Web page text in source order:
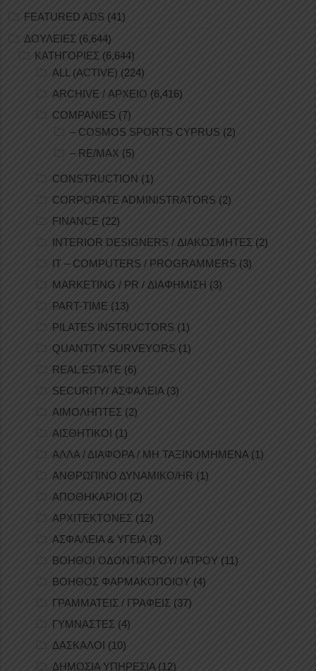
FEATURED ADS (41)
ΔΟΥΛΕΙΕΣ (6,644)
ΚΑΤΗΓΟΡΙΕΣ (6,644)
ALL (ACTIVE) (224)
ARCHIVE / ΑΡΧΕΙΟ (6,416)
COMPANIES (7)
– COSMOS SPORTS CYPRUS (2)
– RE/MAX (5)
CONSTRUCTION (1)
CORPORATE ADMINISTRATORS (2)
FINANCE (22)
INTERIOR DESIGNERS / ΔΙΑΚΟΣΜΗΤΕΣ (2)
IT – COMPUTERS / PROGRAMMERS (3)
MARKETING / PR / ΔΙΑΦΗΜΙΣΗ (3)
PART-TIME (13)
PILATES INSTRUCTORS (1)
QUANTITY SURVEYORS (1)
REAL ESTATE (6)
SECURITY/ ΑΣΦΑΛΕΙΑ(3)
ΑΙΜΟΛΗΠΤΕΣ (2)
ΑΙΣΘΗΤΙΚΟΙ (1)
ΑΛΛΑ / ΔΙΑΦΟΡΑ / ΜΗ ΤΑΞΙΝΟΜΗΜΕΝΑ(1)
ΑΝΘΡΩΠΙΝΟ ΔΥΝΑΜΙΚΟ/HR (1)
ΑΠΟΘΗΚΑΡΙΟΙ (2)
ΑΡΧΙΤΕΚΤΟΝΕΣ (12)
ΑΣΦΑΛΕΙΑ & ΥΓΕΙΑ(3)
ΒΟΗΘΟΙ ΟΔΟΝΤΙΑΤΡΟΥ/ ΙΑΤΡΟΥ (11)
ΒΟΗΘΟΣ ΦΑΡΜΑΚΟΠΟΙΟΥ (4)
ΓΡΑΜΜΑΤΕΙΣ / ΓΡΑΦΕΙΣ (37)
ΓΥΜΝΑΣΤΕΣ (4)
ΔΑΣΚΑΛΟΙ (10)
ΔΗΜΟΣΙΑ ΥΠΗΡΕΣΙΑ(12)